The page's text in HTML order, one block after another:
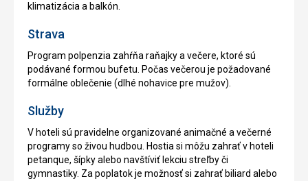
klimatizácia a balkón.
Strava
Program polpenzia zahŕňa raňajky a večere, ktoré sú
podávané formou bufetu. Počas večerou je požadované
formálne oblečenie (dlhé nohavice pre mužov).
Služby
V hoteli sú pravidelne organizované animačné a večerné
programy so živou hudbou. Hostia si môžu zahrať v hoteli
petanque, šípky alebo navštíviť lekciu streľby či
gymnastiky. Za poplatok je možnosť si zahrať biliard alebo